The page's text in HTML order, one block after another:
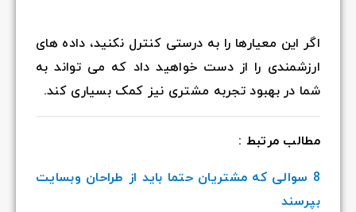
اگر این معیارها را به درستی کنترل نکنید، داده های
ارزشمندی را از دست خواهید داد که می تواند به
شما در بهبود تجربه مشتری نیز کمک بسیاری کند.
مطالب مرتبط :
8 سوالی که مشتریان حتما باید از طراحان وبسایت
بپرسند